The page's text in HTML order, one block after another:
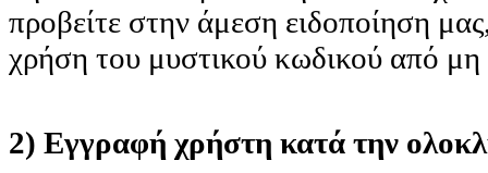
προβείτε στην άμεση ειδοποίηση
χρήση του μυστικού κωδικού από
2) Εγγραφή χρήστη κατά την